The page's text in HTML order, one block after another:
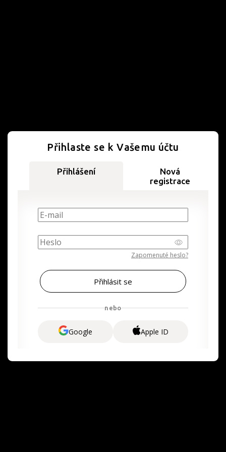
Přihlaste se k Vašemu účtu
Přihlášení
Nová
registrace
Zapomenuté heslo?
nebo
Google Apple ID